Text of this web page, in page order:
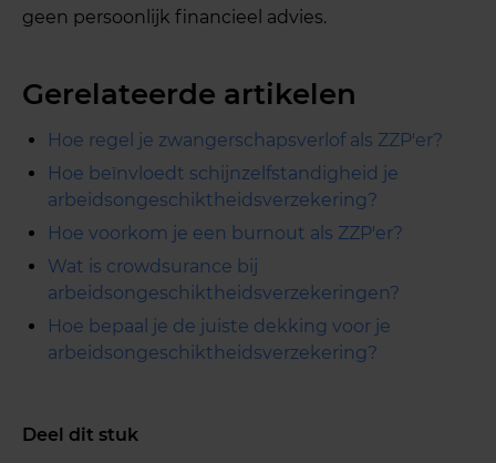
geen persoonlijk financieel advies.
Gerelateerde artikelen
Hoe regel je zwangerschapsverlof als ZZP'er?
Hoe beïnvloedt schijnzelfstandigheid je
arbeidsongeschiktheidsverzekering?
Hoe voorkom je een burnout als ZZP'er?
Wat is crowdsurance bij
arbeidsongeschiktheidsverzekeringen?
Hoe bepaal je de juiste dekking voor je
arbeidsongeschiktheidsverzekering?
Deel dit stuk